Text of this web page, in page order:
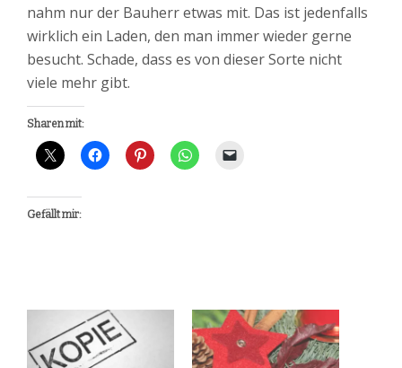
nahm nur der Bauherr etwas mit. Das ist jedenfalls
wirklich ein Laden, den man immer wieder gerne
besucht. Schade, dass es von dieser Sorte nicht
viele mehr gibt.
Sharen mit:
Gefällt mir: